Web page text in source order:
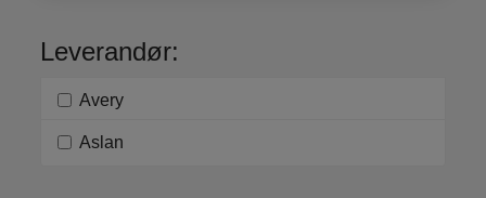
Leverandør:
Avery
Aslan